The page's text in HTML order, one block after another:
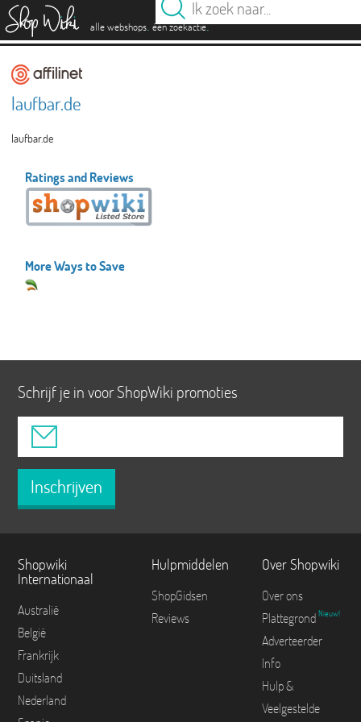
alle webshops. één zoekactie.
laufbar.de
laufbar.de
Ratings and Reviews
More Ways to Save
Schrijf je in voor ShopWiki promoties
Inschrijven
Shopwiki
Internationaal
Australië
België
Frankrijk
Duitsland
Nederland
Hulpmiddelen
ShopGidsen
Reviews
Over Shopwiki
Over ons
Plattegrond Nieuw!
Adverteerder
Info
Hulp &
Veelgestelde